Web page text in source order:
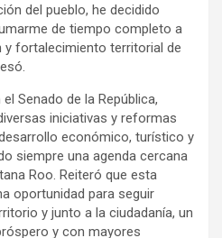
del pueblo, he decidido
de tiempo completo a
y fortalecimiento territorial de
Senado de la República,
iniciativas y reformas
económico, turístico y
siempre una agenda cercana
Roo. Reiteró que esta
oportunidad para seguir
y junto a la ciudadanía, un
y con mayores